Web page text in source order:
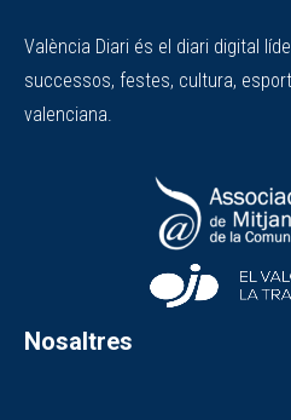
València Diari és el diari digital
successos, festes, cultura,
valenciana.
Nosaltres